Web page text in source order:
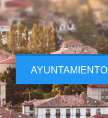
AYUNTAMIENTO